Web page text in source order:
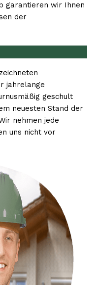
garantieren wir Ihnen
der
jahrelange
geschult
neuesten Stand der
nehmen jede
uns nicht vor